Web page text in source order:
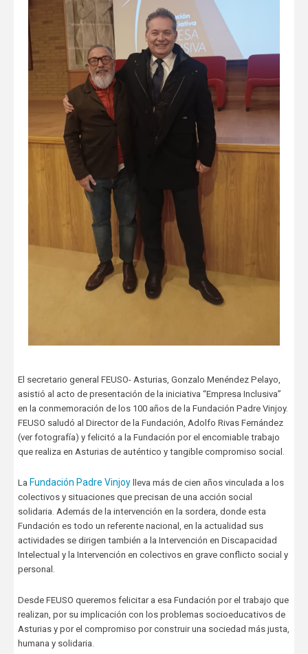
El secretario general FEUSO- Asturias, Gonzalo Menéndez Pelayo,
asistió al acto de presentación de la iniciativa “Empresa Inclusiva”
en la conmemoración de los 100 años de la Fundación Padre Vinjoy.
FEUSO saludó al Director de la Fundación, Adolfo Rivas Fernández
(ver fotografía) y felicitó a la Fundación por el encomiable trabajo
que realiza en Asturias de auténtico y tangible compromiso social.
La Fundación Padre Vinjoylleva más de cien años vinculada a los
colectivos y situaciones que precisan de una acción social
solidaria. Además de la intervención en la sordera, donde esta
Fundación es todo un referente nacional, en la actualidad sus
actividades se dirigen también a la Intervención en Discapacidad
Intelectual y la Intervención en colectivos en grave conflicto social y
personal.
Desde FEUSO queremos felicitar a esa Fundación por el trabajo que
realizan, por su implicación con los problemas socioeducativos de
Asturias y por el compromiso por construir una sociedad más justa,
humana y solidaria.